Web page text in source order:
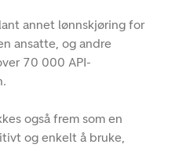
annet lønnskjøring for
ansatte, og andre
70 000 API-
også frem som en
og enkelt å bruke,